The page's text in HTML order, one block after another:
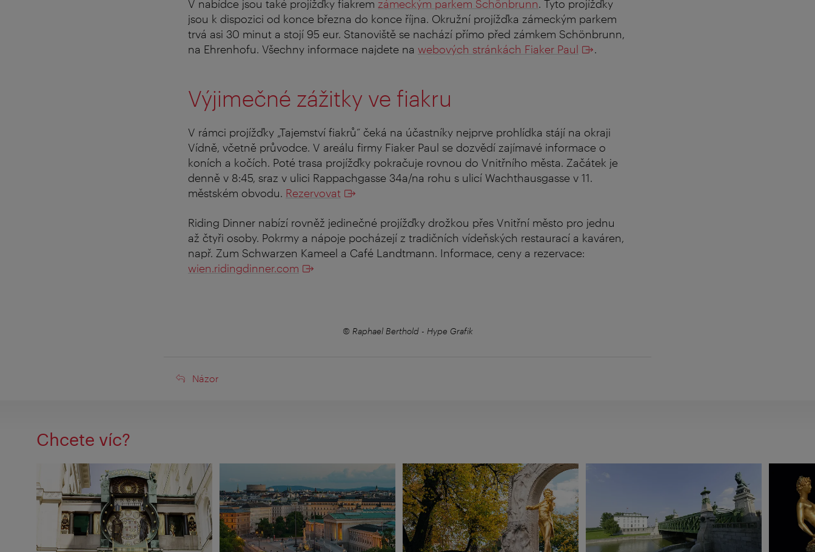
V nabídce jsou také projížďky fiakrem zámeckým parkem Schönbrunn. Tyto projížďky
jsou k dispozici od konce března do konce října. Okružní projížďka zámeckým parkem
trvá asi 30 minut a stojí 95 eur. Stanoviště se nachází přímo před zámkem Schönbrunn,
na Ehrenhofu. Všechny informace najdete na webových stránkách Fiaker Paul .
Výjimečné zážitky ve fiakru
V rámci projížďky „Tajemství fiakrů“ čeká na účastníky nejprve prohlídka stájí na okraji
Vídně, včetně průvodce. V areálu firmy Fiaker Paul se dozvědí zajímavé informace o
koních a kočích. Poté trasa projížďky pokračuje rovnou do Vnitřního města. Začátek je
denně v 8:45, sraz v ulici Rappachgasse 34a/na rohu s ulicí Wachthausgasse v 11.
městském obvodu. Rezervovat
Riding Dinner nabízí rovněž jedinečné projížďky drožkou přes Vnitřní město pro jednu
až čtyři osoby. Pokrmy a nápoje pocházejí z tradičních vídeňských restaurací a kaváren,
např. Zum Schwarzen Kameel a Café Landtmann. Informace, ceny a rezervace:
wien.ridingdinner.com
© Raphael Berthold - Hype Grafik
Názor
Názor
Chcete víc?